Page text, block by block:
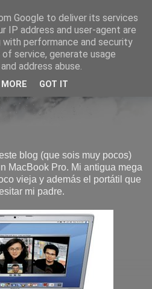
que luego se me olvida
blog (que sois muy pocos)
MacBook Pro. Mi antigua mega
vieja y además el portátil que
mi padre.
Google to deliver its services
IP address and user-agent are
with performance and security
service, generate usage
address abuse.
GOT IT